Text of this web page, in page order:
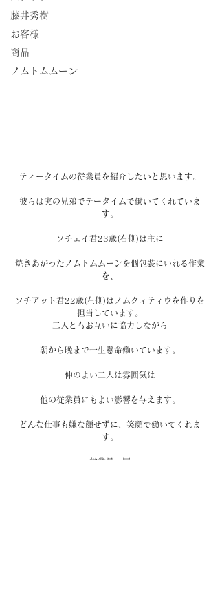
藤井秀樹
お客様
商品
ノムトムムーン
ティータイムの従業員を紹介したいと思います。
彼らは実の兄弟でテータイムで働いてくれていま
す。
ソチェイ君23歳(右側)は主に
焼きあがったノムトムムーンを個包装にいれる作業
を、
ソチアット君22歳(左側)はノムクィティウを作りを
担当しています。
二人ともお互いに協力しながら
朝から晩まで一生懸命働いています。
仲のよい二人は雰囲気は
他の従業員にもよい影響を与えます。
どんな仕事も嫌な顔せずに、笑顔で働いてくれま
す。
従業員一同